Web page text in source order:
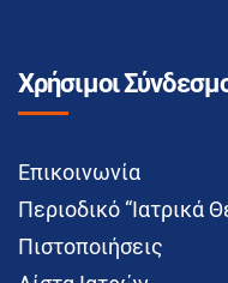
Χρήσιμοι
Επικοινωνία
Περιοδικό “Ιατρικά
Πιστοποιήσεις